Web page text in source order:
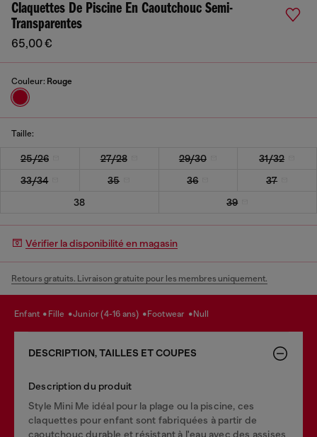
Claquettes De Piscine En Caoutchouc Semi-
Transparentes
65,00 €
Couleur: Rouge
Taille:
25/26 27/28 29/30
31/32
33/34
35 36
37
38
39
Vérifier la disponibilité en magasin
Retours gratuits. Livraison gratuite pour les membres uniquement.
enfant fille junior (4-16 ans) footwear null
DESCRIPTION, TAILLES ET COUPES
Description du produit
Style Mini Me idéal pour la plage ou la piscine, ces
claquettes pour enfant sont fabriquées à partir de
caoutchouc durable et résistant à l'eau avec des assises